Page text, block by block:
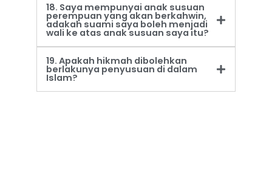
18. Saya mempunyai anak susuan
perempuan yang akan berkahwin,
adakah suami saya boleh menjadi
wali ke atas anak susuan saya itu?
19. Apakah hikmah dibolehkan
berlakunya penyusuan di dalam
Islam?